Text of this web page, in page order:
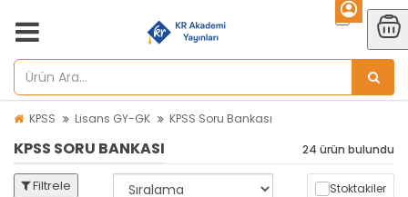
KPSS Lisans GY-GK KPSS Soru Bankası
KPSS SORU BANKASI 24 ürün bulundu
Filtrele Stoktakiler